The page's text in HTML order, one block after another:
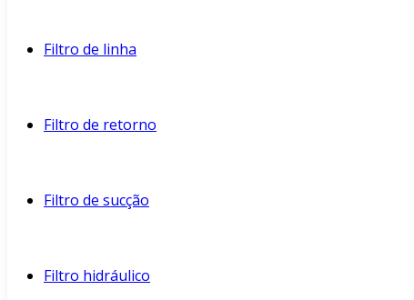
Filtro de linha
Filtro de retorno
Filtro de sucção
Filtro hidráulico